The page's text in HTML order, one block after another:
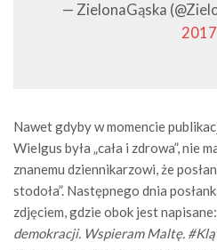
— ZielonaGąska
2017
Nawet gdyby w momencie
Wielgus była „cała i zdrowa”, nie
znanemu dziennikarzowi, że
stodoła”. Następnego dnia
zdjęciem, gdzie obok jest napisane:
demokracji. Wspieram Maltę.